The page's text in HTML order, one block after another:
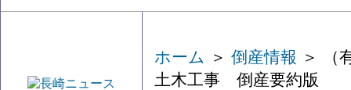
ホーム ＞ 倒産情報 ＞ （
土木工事 倒産要約版